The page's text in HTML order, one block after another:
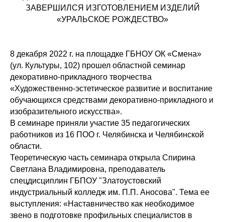
ЗАВЕРШИЛСЯ ИЗГОТОВЛЕНИЕМ ИЗДЕЛИЙ
«УРАЛЬСКОЕ РОЖДЕСТВО»
8 декабря 2022 г. на площадке ГБНОУ ОК «Смена»
(ул. Культуры, 102) прошел областной семинар
декоративно-прикладного творчества
«Художественно-эстетическое развитие и воспитание
обучающихся средствами декоративно-прикладного и
изобразительного искусства».
В семинаре приняли участие 35 педагогических
работников из 16 ПОО г. Челябинска и Челябинской
области.
Теоретическую часть семинара открыла Спирина
Светлана Владимировна, преподаватель
спецдисциплин ГБПОУ "Златоустовский
индустриальный колледж им. П.П. Аносова". Тема ее
выступления: «Наставничество как необходимое
звено в подготовке профильных специалистов в